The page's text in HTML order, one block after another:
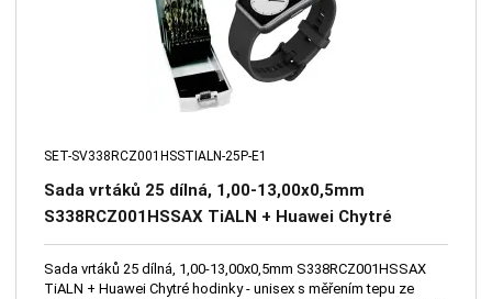
SET-SV338RCZ001HSSTIALN-25P-E1
Sada vrtáků 25 dílná, 1,00-13,00x0,5mm
S338RCZ001HSSAX TiALN + Huawei Chytré
hodinky - unisex s měřením tepu ze zápěstí,
výpočet kalorií, měření vzdálenosti
Sada vrtáků 25 dílná, 1,00-13,00x0,5mm S338RCZ001HSSAX
TiALN + Huawei Chytré hodinky - unisex s měřením tepu ze